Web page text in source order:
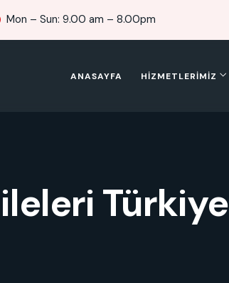
Mon – Sun: 9.00 am – 8.00pm
ANASAYFA HIZMETLERIMIZ
Türkiye